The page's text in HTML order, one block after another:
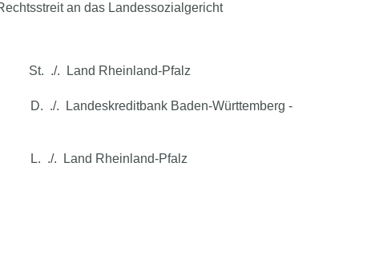
an das Landessozialgericht
./. Land Rheinland-Pfalz
. Landeskreditbank Baden-Württemberg -
./. Land Rheinland-Pfalz